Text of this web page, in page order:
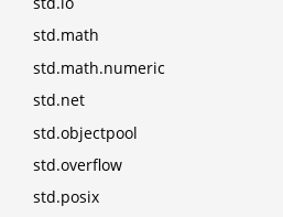
std.math
std.math.numeric
std.net
std.objectpool
std.overflow
std.posix